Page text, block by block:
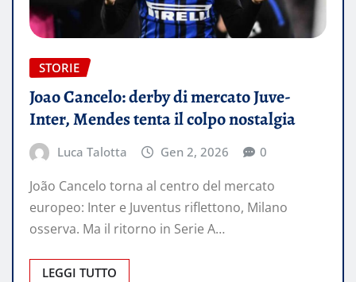
STORIE
Joao Cancelo: derby di mercato Juve-
Inter, Mendes tenta il colpo nostalgia
Luca Talotta Gen 2, 2026 0
João Cancelo torna al centro del mercato
europeo: Inter e Juventus riflettono, Milano
osserva. Ma il ritorno in Serie A…
LEGGI TUTTO